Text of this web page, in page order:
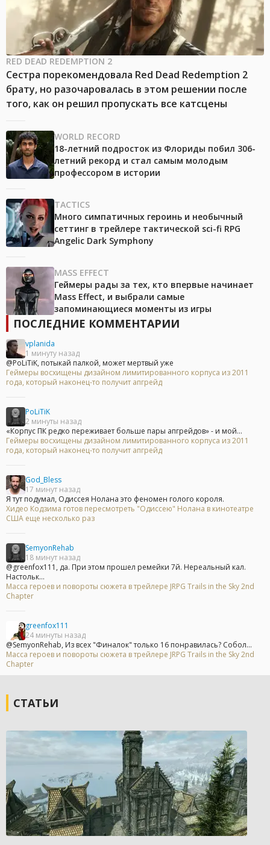
RED DEAD REDEMPTION 2
Сестра порекомендовала Red Dead Redemption 2
брату, но разочаровалась в этом решении после
того, как он решил пропускать все катсцены
WORLD RECORD
18-летний подросток из Флориды побил 306-
летний рекорд и стал самым молодым
профессором в истории
TACTICS
Много симпатичных героинь и необычный
сеттинг в трейлере тактической sci-fi RPG
Angelic Dark Symphony
MASS EFFECT
Геймеры рады за тех, кто впервые начинает
Mass Effect, и выбрали самые
запоминающиеся моменты из игры
ПОСЛЕДНИЕ КОММЕНТАРИИ
vplanida
1 минуту назад
@PoLiTiK, потыкай палкой, может мертвый уже
Геймеры восхищены дизайном лимитированного корпуса из 2011
года, который наконец-то получит апгрейд
PoLiTiK
2 минуты назад
«Корпус ПК редко переживает больше пары апгрейдов» - и мой...
Геймеры восхищены дизайном лимитированного корпуса из 2011
года, который наконец-то получит апгрейд
God_Bless
17 минут назад
Я тут подумал, Одиссея Нолана это феномен голого короля.
Хидео Кодзима готов пересмотреть "Одиссею" Нолана в кинотеатре
США еще несколько раз
SemyonRehab
18 минут назад
@greenfox111, да. При этом прошел ремейки 7й. Нереальный кал.
Настольк...
Масса героев и повороты сюжета в трейлере JRPG Trails in the Sky 2nd
Chapter
greenfox111
24 минуты назад
@SemyonRehab, Из всех "Финалок" только 16 понравилась? Собол...
Масса героев и повороты сюжета в трейлере JRPG Trails in the Sky 2nd
Chapter
СТАТЬИ